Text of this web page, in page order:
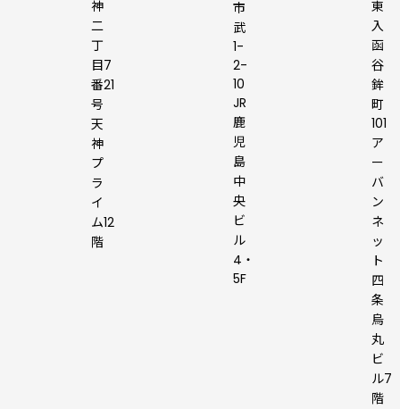
神
二
丁
目7
番21
号
天
神
プ
ラ
イ
ム12
階
市
武
1-
2-
10
JR
鹿
児
島
中
央
ビ
ル
4・
5F
東
入
函
谷
鉾
町
101
ア
ー
バ
ン
ネ
ッ
ト
四
条
烏
丸
ビ
ル7
階